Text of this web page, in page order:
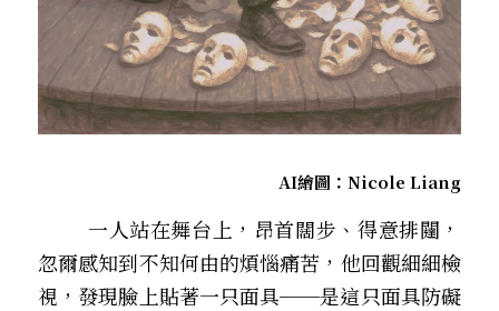
AI繪圖：Nicole Liang
忽爾感知到不知何由的煩惱痛苦，他回觀細細檢
視，發現臉上貼著一只面具──是這只面具防礙